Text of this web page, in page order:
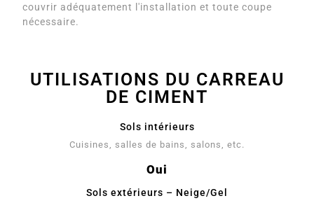
couvrir adéquatement l'installation et toute coupe
nécessaire.
UTILISATIONS DU CARREAU
DE CIMENT
Sols intérieurs
Cuisines, salles de bains, salons, etc.
Oui
Sols extérieurs – Neige/Gel